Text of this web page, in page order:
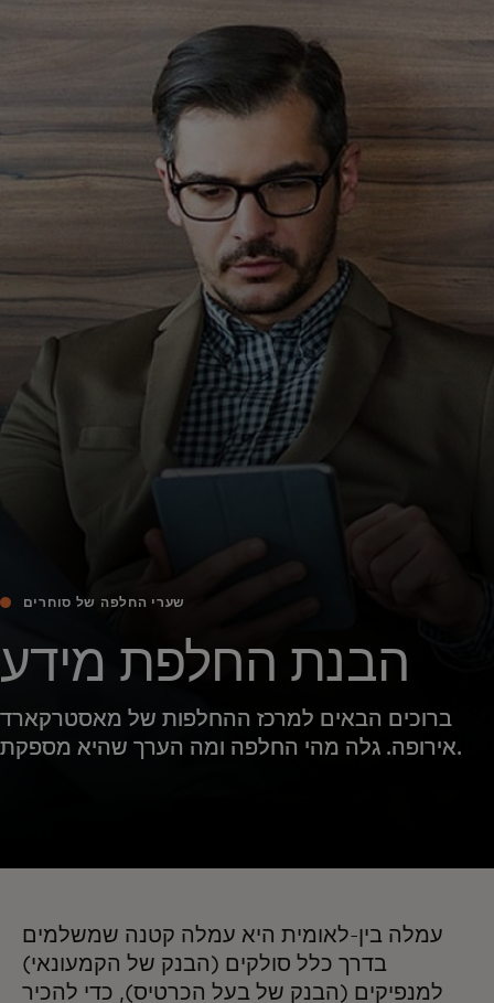
למען העולם
חדשות ומגמות
שערי החלפה של סוחרים
הבנת החלפת מידע
ברוכים הבאים למרכז ההחלפות של מאסטרקארד
אירופה. גלה מהי החלפה ומה הערך שהיא מספקת.
עמלה בין-לאומית היא עמלה קטנה שמשלמים
בדרך כלל סולקים (הבנק של הקמעונאי)
למנפיקים (הבנק של בעל הכרטיס), כדי להכיר